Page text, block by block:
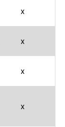
x
x
x
x